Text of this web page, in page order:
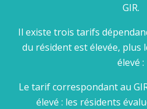
GIR.
Il existe trois tarifs
du résident est élevée,
élevé :
Le tarif correspondant au
élevé : les résidents